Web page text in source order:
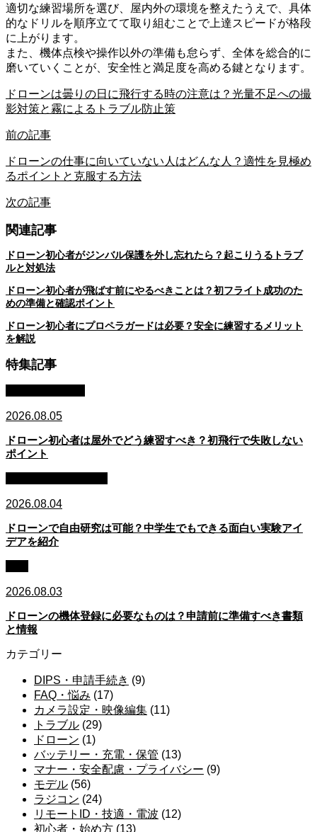
適切な練習場所を選び、屋内外の環境を整えたうえで、具体
的なドリルを順序立てて取り組むことで上達スピードが格段
に上がります。
また、機体点検や操作以外の準備も怠らず、全体を総合的に
磨いていくことが、安全性と満足度を高める鍵となります。
ドローンは曇りの日に飛行する時の注意は？光量不足への撮
影対策と霧によるトラブル防止策
前の記事
ドローンの仕事に向いていない人はどんな人？適性を見極め
るポイントと克服する方法
次の記事
関連記事
ドローン初心者がジンバル保護を外し忘れたら？起こりうるトラブ
ルと対処法
ドローン初心者が飛ばす前にやるべきことは？初フライト成功のた
めの準備と確認ポイント
ドローン初心者にプロペラガードは必要？安全に練習するメリット
を解説
特集記事
2026.08.05
ドローン初心者は屋外でどう練習すべき？初飛行で失敗しない
ポイント
2026.08.04
ドローンで自由研究は可能？中学生でもできる面白い実験アイ
デアを紹介
2026.08.03
ドローンの機体登録に必要なものは？申請前に準備すべき書類
と情報
カテゴリー
DIPS・申請手続き (9)
FAQ・悩み (17)
カメラ設定・映像編集 (11)
トラブル (29)
ドローン (1)
バッテリー・充電・保管 (13)
マナー・安全配慮・プライバシー (9)
モデル (56)
ラジコン (24)
リモートID・技適・電波 (12)
初心者・始め方 (13)